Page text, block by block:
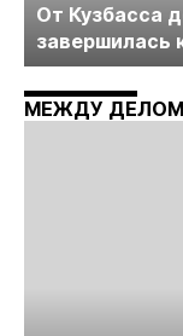
От Кузбасса
завершилась
технологий
Майнинг»
МЕЖДУ ДЕЛОМ